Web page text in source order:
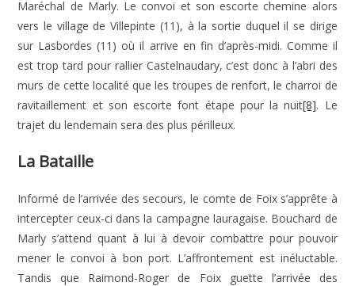
Maréchal de Marly. Le convoi et son escorte chemine alors
vers le village de Villepinte (11), à la sortie duquel il se dirige
sur Lasbordes (11) où il arrive en fin d’après-midi. Comme il
est trop tard pour rallier Castelnaudary, c’est donc à l’abri des
murs de cette localité que les troupes de renfort, le charroi de
ravitaillement et son escorte font étape pour la nuit[8]. Le
trajet du lendemain sera des plus périlleux.
La Bataille
Informé de l’arrivée des secours, le comte de Foix s’apprête à
intercepter ceux-ci dans la campagne lauragaise. Bouchard de
Marly s’attend quant à lui à devoir combattre pour pouvoir
mener le convoi à bon port. L’affrontement est inéluctable.
Tandis que Raimond-Roger de Foix guette l’arrivée des